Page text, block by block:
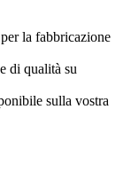
la fabbricazione
di qualità su
sulla vostra